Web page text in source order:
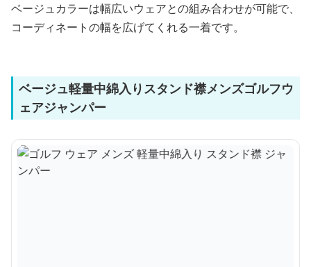
ベージュカラーは幅広いウェアとの組み合わせが可能で、
コーディネートの幅を広げてくれる一着です。
ベージュ軽量中綿入りスタンド襟メンズゴルフウ
ェアジャンパー